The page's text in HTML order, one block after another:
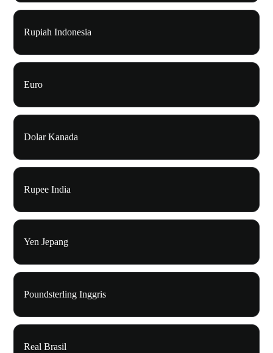
Rupiah Indonesia
Euro
Dolar Kanada
Rupee India
Yen Jepang
Poundsterling Inggris
Real Brasil